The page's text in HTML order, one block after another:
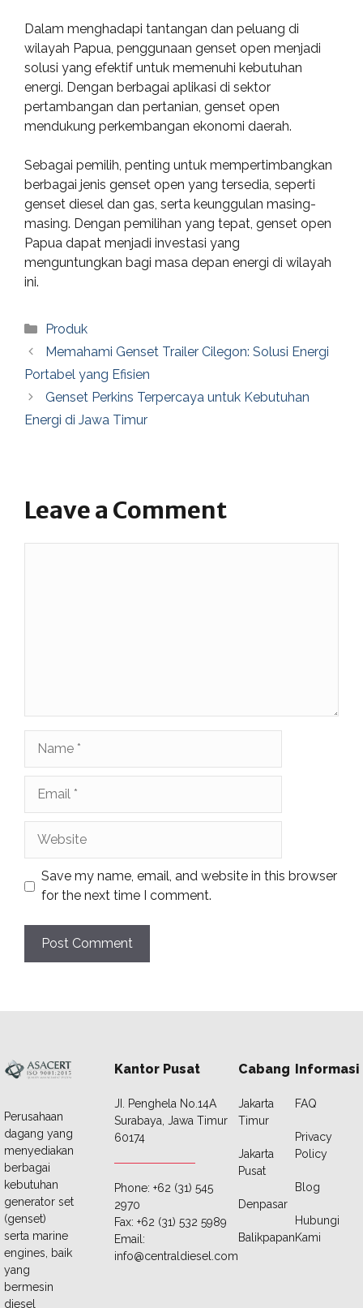
Dalam menghadapi tantangan dan peluang di
wilayah Papua, penggunaan genset open menjadi
solusi yang efektif untuk memenuhi kebutuhan
energi. Dengan berbagai aplikasi di sektor
pertambangan dan pertanian, genset open
mendukung perkembangan ekonomi daerah.
Sebagai pemilih, penting untuk mempertimbangkan
berbagai jenis genset open yang tersedia, seperti
genset diesel dan gas, serta keunggulan masing-
masing. Dengan pemilihan yang tepat, genset open
Papua dapat menjadi investasi yang
menguntungkan bagi masa depan energi di wilayah
ini.
Categories
Produk
Memahami Genset Trailer Cilegon: Solusi Energi
Portabel yang Efisien
Genset Perkins Terpercaya untuk Kebutuhan
Energi di Jawa Timur
Leave a Comment
Save my name, email, and website in this browser
for the next time I comment.
Perusahaan
dagang yang
menyediakan
berbagai
kebutuhan
generator set
(genset)
serta marine
engines, baik
yang
bermesin
diesel
Kantor Pusat
JI. Penghela No.14A
Surabaya, Jawa Timur
60174
Phone: +62 (31) 545
2970
Fax: +62 (31) 532 5989
Email:
info@centraldiesel.com
Cabang
Jakarta
Timur
Jakarta
Pusat
Denpasar
Balikpapan
Informasi
FAQ
Privacy
Policy
Blog
Hubungi
Kami